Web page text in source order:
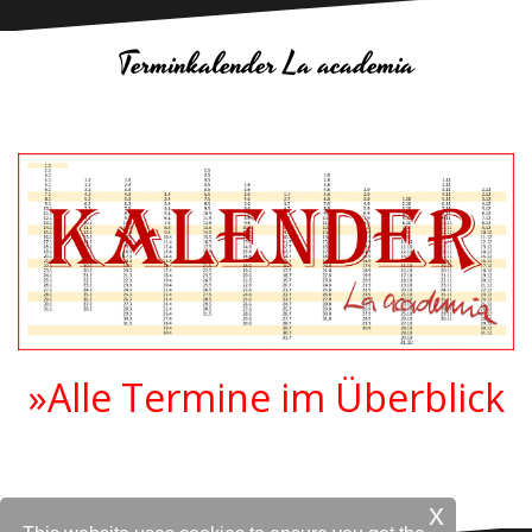
Terminkalender La academia
»Alle Termine im Überblick
x